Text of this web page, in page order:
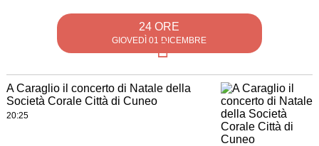
24 ORE
GIOVEDÌ 01 DICEMBRE
A Caraglio il concerto di Natale della
Società Corale Città di Cuneo
20:25